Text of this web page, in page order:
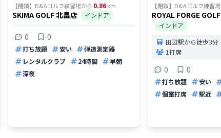
【閉鎖】D&Aゴルフ練習場から 0.86km
SKIMA GOLF 北畠店 インドア
0 0
打ち放題 安い
弾道測定器
レンタルクラブ
24時間
早朝
深夜
【閉鎖】D&Aゴルフ練習場
ROYAL FORGE
インドア
田辺駅から徒歩3分
1打席
0 0
打ち放題 安い
個室打席
駅近